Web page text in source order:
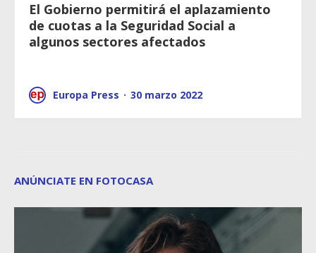
El Gobierno permitirá el aplazamiento
de cuotas a la Seguridad Social a
algunos sectores afectados
Europa Press · 30 marzo 2022
ANÚNCIATE EN FOTOCASA